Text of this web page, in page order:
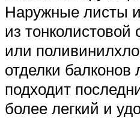
Наружные листы
из
или
отделки балконов
подходит
более легкий и